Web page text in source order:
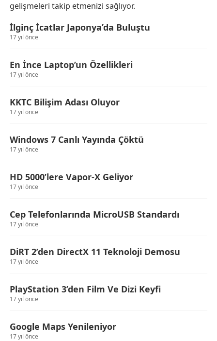
gelişmeleri takip etmenizi sağlıyor.
İlginç İcatlar Japonya’da Buluştu
17 yıl önce
En İnce Laptop’un Özellikleri
17 yıl önce
KKTC Bilişim Adası Oluyor
17 yıl önce
Windows 7 Canlı Yayında Çöktü
17 yıl önce
HD 5000’lere Vapor-X Geliyor
17 yıl önce
Cep Telefonlarında MicroUSB Standardı
17 yıl önce
DiRT 2’den DirectX 11 Teknoloji Demosu
17 yıl önce
PlayStation 3’den Film Ve Dizi Keyfi
17 yıl önce
Google Maps Yenileniyor
17 yıl önce